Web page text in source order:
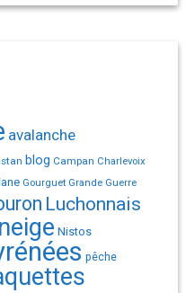
avalanche
blog Campan Charlevoix
Gourguet Grande Guerre
Luchonnais
neige Nistos
pêche